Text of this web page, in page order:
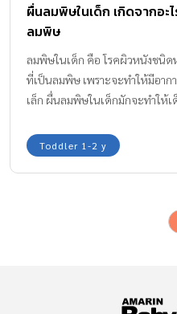
ผื่นลมพิษในเด็ก เกิดจากอะ
ลมพิษ
ลมพิษในเด็ก คือ โรคผิวหนังชนิด
ที่เป็นลมพิษ เพราะจะทำให้มีอาก
เล็ก ผื่นลมพิษในเด็กมักจะทำให้
หากเกิดผื่นลมพิษมาแนะนำให้คุ
Toddler 1-2 y